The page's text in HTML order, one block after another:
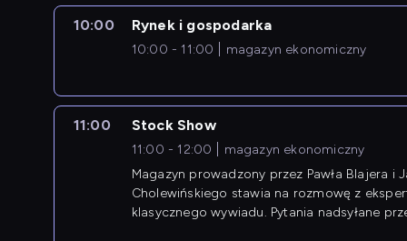
10:00 Rynek i gospodarka
10:00 - 11:00 magazyn ekonomiczny
11:00 Stock Show
11:00 - 12:00
magazyn ekonomiczny
Magazyn prowadzony przez Pawła Blajera i
Cholewińskiego stawia na rozmowę z
klasycznego wywiadu. Pytania nadsyłane